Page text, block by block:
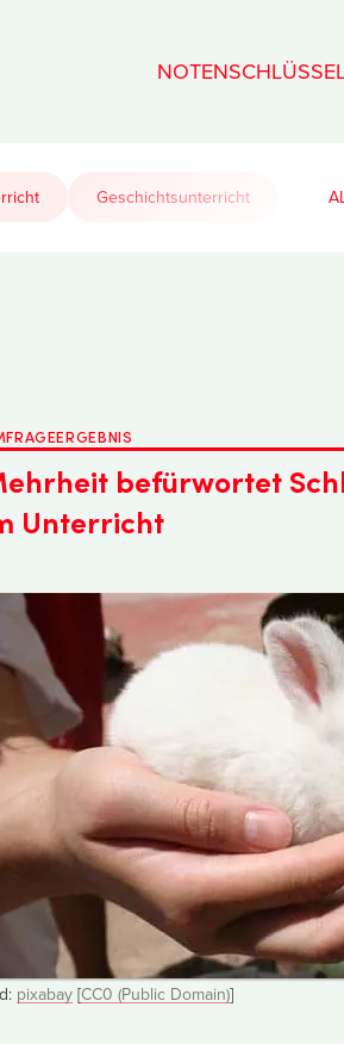
Geschichtsunterricht
befürwortet
Unterricht
pixabay [CC0 (Public Domain)]